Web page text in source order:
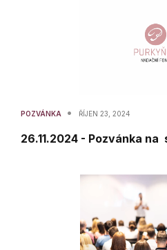
POZVÁNKA • ŘÍJEN 23, 2024
26.11.2024 - Pozvánka na